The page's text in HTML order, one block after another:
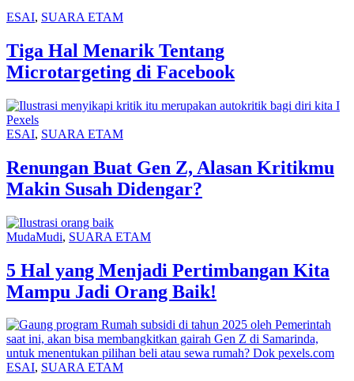
ESAI, SUARA ETAM
Tiga Hal Menarik Tentang
Microtargeting di Facebook
ESAI, SUARA ETAM
Renungan Buat Gen Z, Alasan Kritikmu
Makin Susah Didengar?
MudaMudi, SUARA ETAM
5 Hal yang Menjadi Pertimbangan Kita
Mampu Jadi Orang Baik!
ESAI, SUARA ETAM